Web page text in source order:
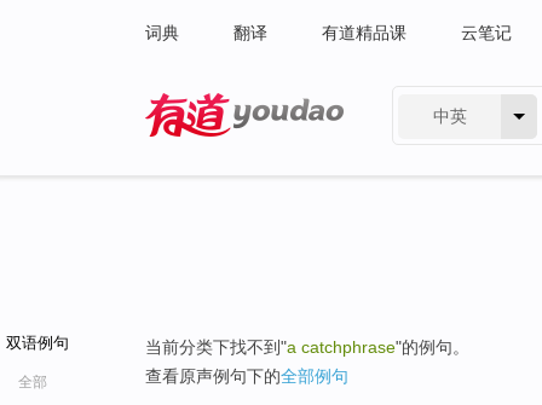
词典 翻译 有道精品课 云笔记
中英
双语例句
全部
当前分类下找不到"a catchphrase"的例句。
查看原声例句下的全部例句